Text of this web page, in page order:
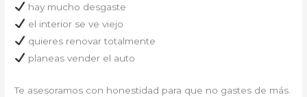
hay mucho desgaste
el interior se ve viejo
quieres renovar totalmente
planeas vender el auto
Te asesoramos con honestidad para que no gastes de más.